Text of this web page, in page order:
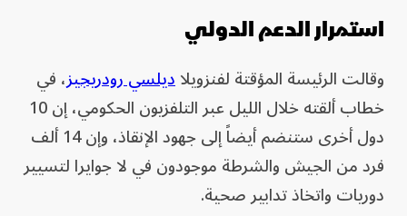
استمرار الدعم الدولي
وقالت الرئيسة المؤقتة لفنزويلاديلسي رودريجيز، في
خطاب ألقته خلال الليل عبر التلفزيون الحكومي، إن 10
دول أخرى ستنضم أيضاً إلى جهود الإنقاذ، وإن 14 ألف
فرد من الجيش والشرطة موجودون في لا جوايرا لتسيير
دوريات واتخاذ تدابير صحية.